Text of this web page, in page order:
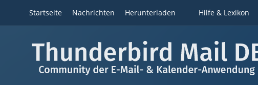
Startseite Nachrichten Herunterladen Hilfe & Lexikon